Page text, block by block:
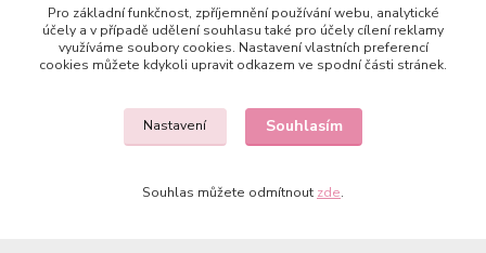
Zboží zařazeno v kategoriích
Panenky REINA DEL NORTE
Pro základní funkčnost, zpříjemnění používání webu, analytické
účely a v případě udělení souhlasu také pro účely cílení reklamy
využíváme soubory cookies. Nastavení vlastních preferencí
cookies můžete kdykoli upravit odkazem ve spodní části stránek.
Nastavení Souhlasím
Souhlas můžete odmítnout zde.